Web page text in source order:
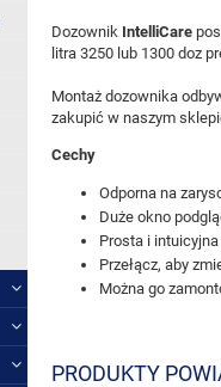
Dozownik IntelliCare
litra 3250 lub 1300 doz
Montaż dozownika
zakupić w naszym
Cechy
Odporna na
Duże okno
Prosta i
Przełącz, aby
Można go
PRODUKTY